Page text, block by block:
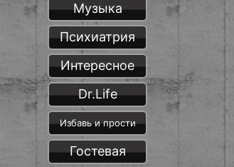
Музыка
Психиатрия
Интересное
Dr.Life
Избавь и прости
Гостевая